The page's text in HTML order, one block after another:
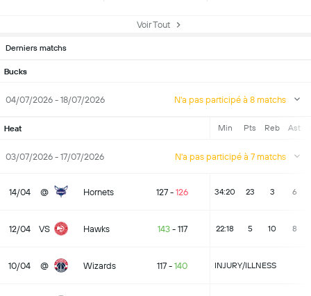
Voir Tout
Derniers matchs
Bucks
04/07/2026 - 18/07/2026 N'a pas participé à 8 matchs
Heat Min Pts Reb Ast
03/07/2026 - 17/07/2026 N'a pas participé à 7 matchs
14/04 @ Hornets 127 - 126 34:20 23 3 6
12/04 VS Hawks 143- 117 22:18 5 10 8
10/04 @ Wizards 117 - 140 INJURY/ILLNESS